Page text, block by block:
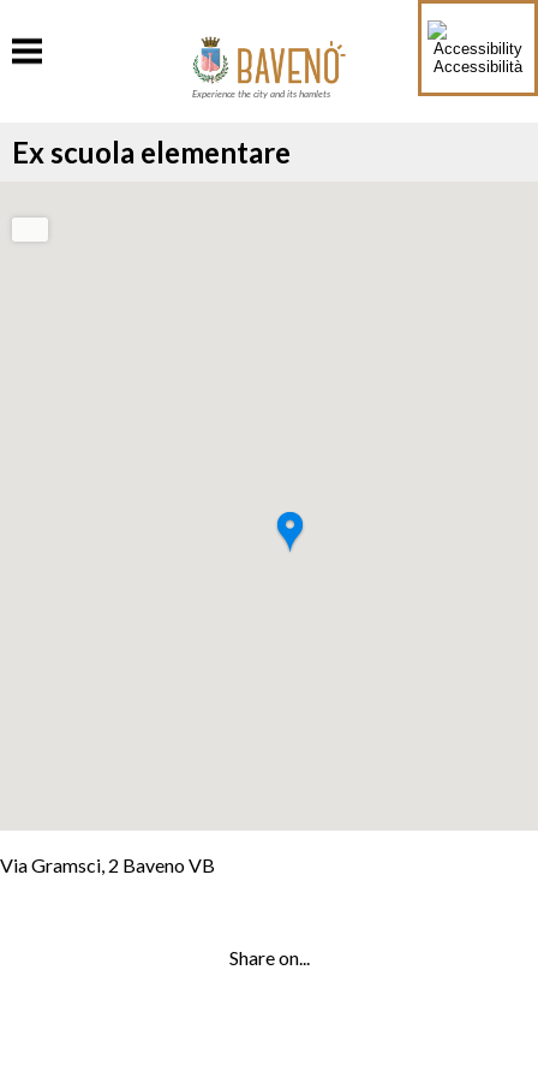
Accessibilità
Experience the city and its hamlets
Ex scuola elementare
+
Via Gramsci, 2 Baveno VB
Share on...